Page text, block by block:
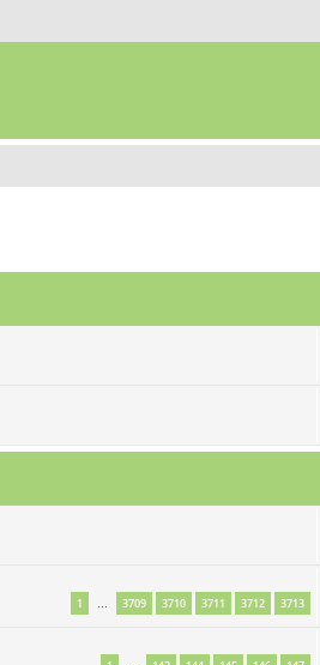
1 … 3709 3710 3711 3712 3713